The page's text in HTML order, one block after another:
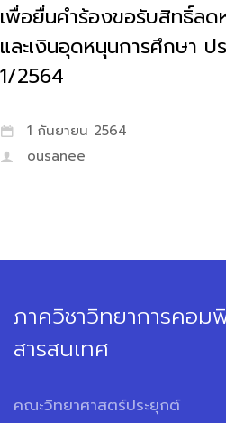
เพื่อยื่นคำร้องขอรับสิทธิ์ลด
และเงินอุดหนุนการศึกษา ป
1/2564
1 กันยายน 2564
ousanee
ภาควิชาวิทยาการคอม
สารสนเทศ
คณะวิทยาศาสตร์ประยุกต์